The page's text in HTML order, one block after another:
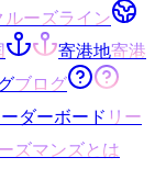
ルーズライン
寄港地寄港
ブログ
ーダーボード リー
ズマンズとは